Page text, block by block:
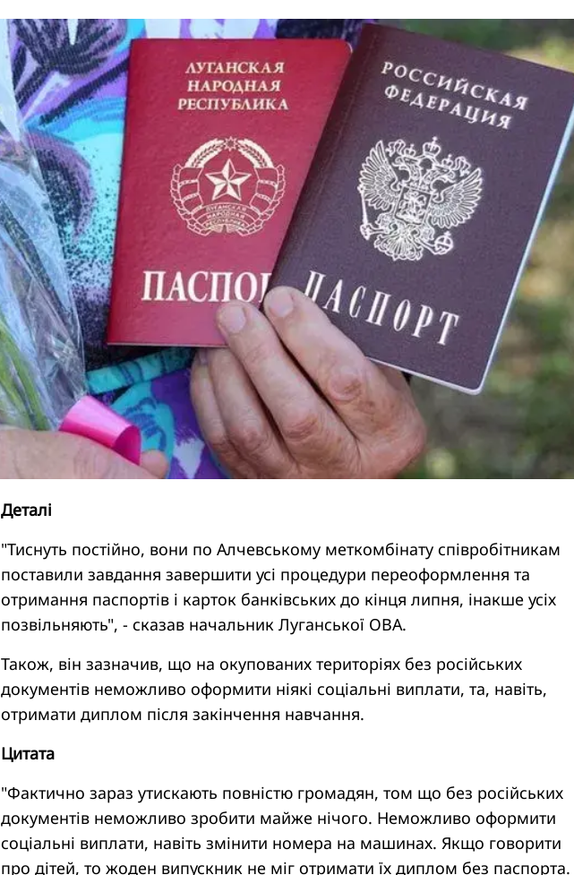
Деталі
"Тиснуть постійно, вони по Алчевському меткомбінату співробітникам
поставили завдання завершити усі процедури переоформлення та
отримання паспортів і карток банківських до кінця липня, інакше усіх
позвільняють", - сказав начальник Луганської ОВА.
Також, він зазначив, що на окупованих територіях без російських
документів неможливо оформити ніякі соціальні виплати, та, навіть,
отримати диплом після закінчення навчання.
Цитата
"Фактично зараз утискають повністю громадян, том що без російських
документів неможливо зробити майже нічого. Неможливо оформити
соціальні виплати, навіть змінити номера на машинах. Якщо говорити
про дітей, то жоден випускник не міг отримати їх диплом без паспорта.